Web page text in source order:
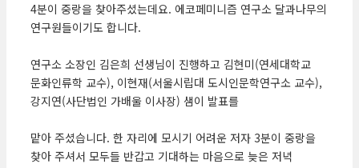
4분이 중랑을 찾아주셨는데요. 에코페미니즘 연구소 달과나무의
연구원들이기도 합니다.
연구소 소장인 김은희 선생님이 진행하고 김현미(연세대학교
문화인류학 교수), 이현재(서울시립대 도시인문학연구소 교수),
강지연(사단법인 가배울 이사장) 샘이 발표를
맡아 주셨습니다. 한 자리에 모시기 어려운 저자 3분이 중랑을
찾아 주셔서 모두들 반갑고 기대하는 마음으로 늦은 저녁